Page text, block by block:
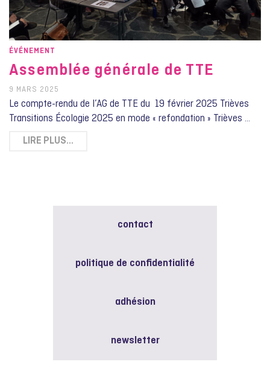
ÉVÉNEMENT
Assemblée générale de TTE
9 MARS 2025
Le compte-rendu de l’AG de TTE du 19 février 2025 Trièves
Transitions Écologie 2025 en mode « refondation » Trièves …
LIRE PLUS…
contact
politique de confidentialité
adhésion
newsletter